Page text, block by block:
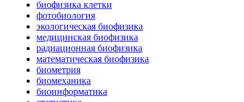
биофизика клетки
фотобиология
экологическая биофизика
медицинская биофизика
радиационная биофизика
математическая биофизика
биометрия
биомеханика
биоинформатика